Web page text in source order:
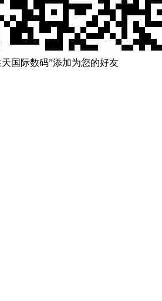
天国际数码”添加为您的好友